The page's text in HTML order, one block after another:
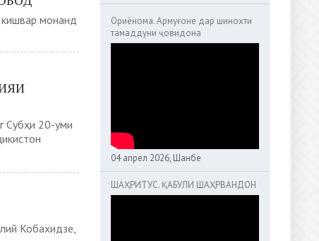
монанд
Субҳи 20-уми
Кобахидзе,
Ориёнома. Армуғоне дар шинохти
тамаддуни ҷовидона
04 апрел 2026, Шанбе
ШАҲРИТУС. ҚАБУЛИ ШАҲРВАНДОН